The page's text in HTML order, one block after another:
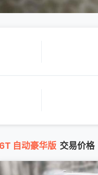
自动豪华版 交易价格